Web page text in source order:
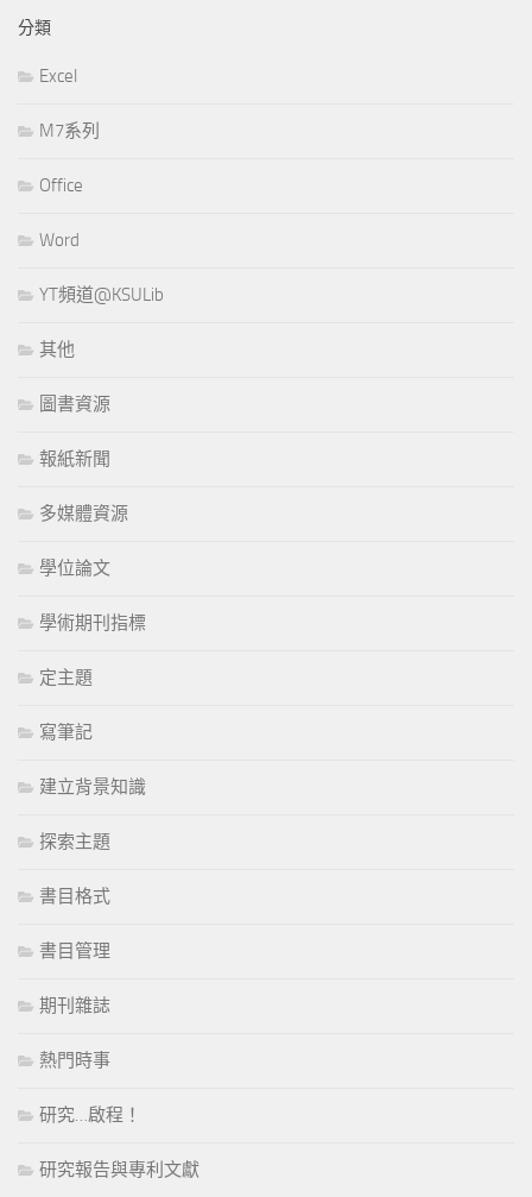
分類
Excel
M7系列
Office
Word
YT頻道@KSULib
其他
圖書資源
報紙新聞
多媒體資源
學位論文
學術期刊指標
定主題
寫筆記
建立背景知識
探索主題
書目格式
書目管理
期刊雜誌
熱門時事
研究…啟程！
研究報告與專利文獻